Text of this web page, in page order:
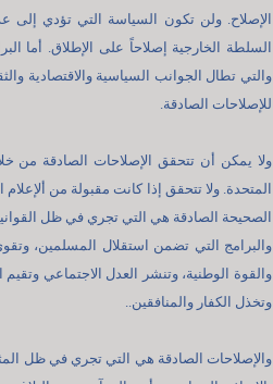
الإصلاح. ولن تكون السياسة التي تؤدي إلى
السلطة الخارجية إصلاحاً على الإطلاق. أما
والتي تطال الجوانب السياسية والاقتصادية
للإصلاحات الصادقة.
ولا يمكن أن تتحقق الإصلاحات الصادقة من
المتحدة. ولا تتحقق إذا كانت مقبولة من ألإعلام
الصحيحة الصادقة هي التي تجري في ظل
والبرامج التي تضمن استقلال المسلمين،
والقوة الوطنية، وتنشر العدل الاجتماعي
وتخذل الكفار والمنافقين..
والإصلاحات الصادقة هي التي تجري في ظل المثل